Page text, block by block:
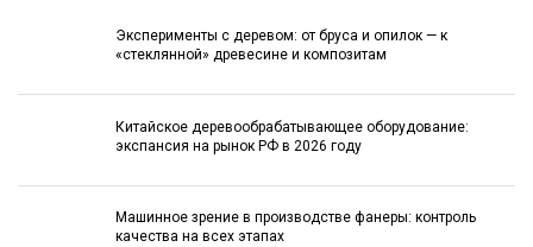
Эксперименты с деревом: от бруса и опилок — к
«стеклянной» древесине и композитам
Китайское деревообрабатывающее оборудование:
экспансия на рынок РФ в 2026 году
Машинное зрение в производстве фанеры: контроль
качества на всех этапах